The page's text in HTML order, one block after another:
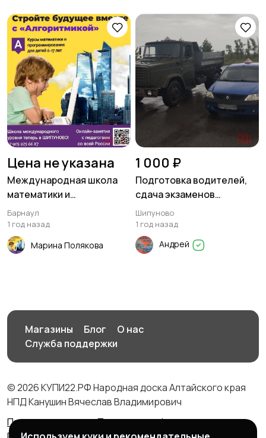
Цена не указана
Международная школа
математики и
программирования
Алгоритмика
Барнаул
1 год назад
Марина Полякова
1 000 ₽
Подготовка водителей,
сдача экзаменов
категории "В","С", "Е".
Шипуново
1 год назад
Андрей
Магазины Блог
О нас
Служба поддержки
© 2026 КУПИ22.РФ Народная доска Алтайского края
НПД Канушин Вячеслав Владимирович
Правила сервиса
Политика конфиденциальности